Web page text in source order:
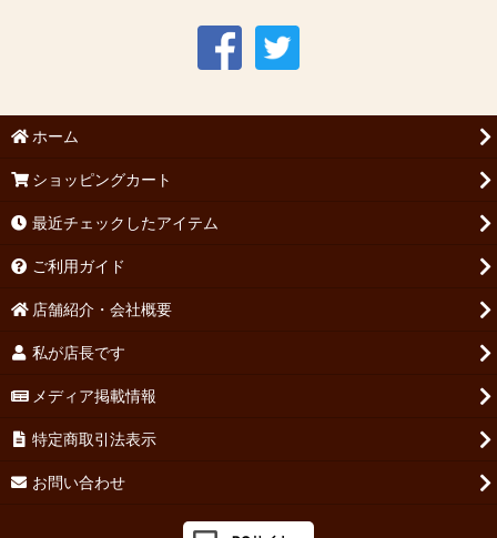
ホーム
ショッピングカート
最近チェックしたアイテム
ご利用ガイド
店舗紹介・会社概要
私が店長です
メディア掲載情報
特定商取引法表示
お問い合わせ